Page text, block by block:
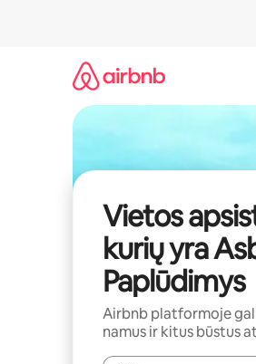
Vietos
kurių yra
Paplūdimys
Airbnb platformoje
namus ir kitus būstus